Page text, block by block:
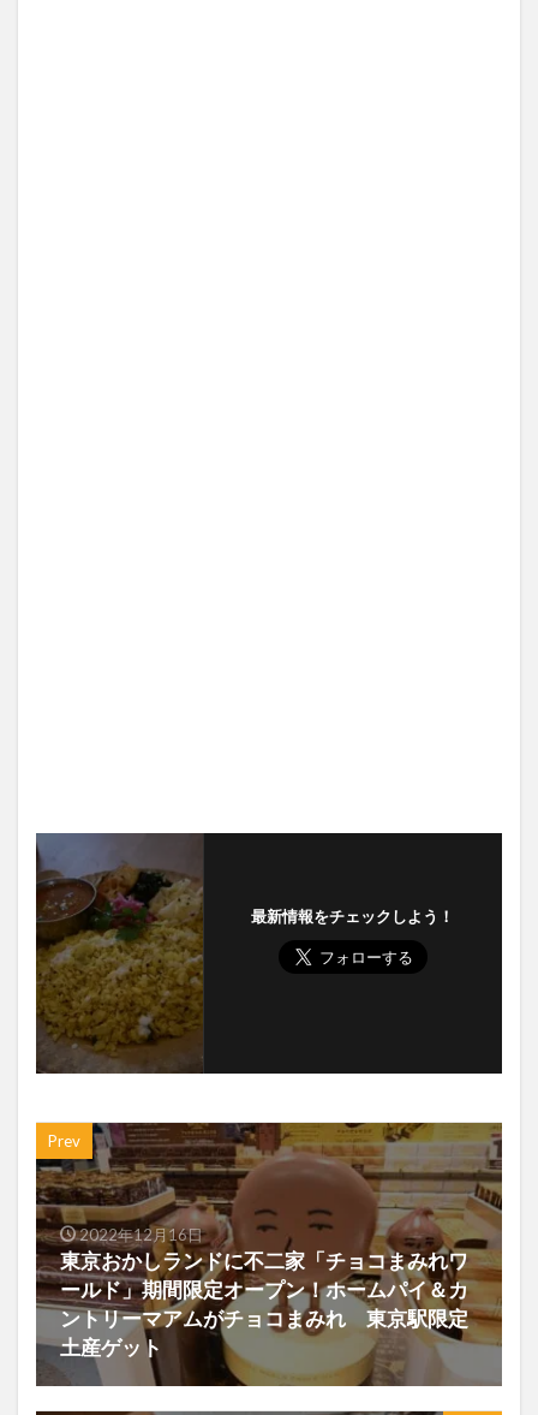
最新情報をチェックしよう！
Prev
2022年12月16日
東京おかしランドに不二家「チョコまみれワ
ールド」期間限定オープン！ホームパイ＆カ
ントリーマアムがチョコまみれ 東京駅限定
土産ゲット